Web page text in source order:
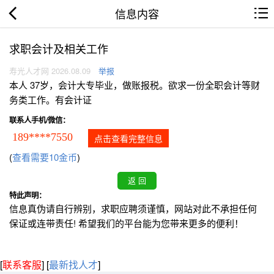
信息内容
求职会计及相关工作
寿光人才网 2026.08.09 举报
本人 37岁，会计大专毕业，做账报税。欲求一份全职会计等财
务类工作。有会计证
联系人手机/微信：
189****7550 点击查看完整信息
(查看需要10金币)
特此声明：
信息真伪请自行辨别，求职应聘须谨慎，网站对此不承担任何
保证或连带责任! 希望我们的平台能为您带来更多的便利！
[联系客服] [最新找人才]